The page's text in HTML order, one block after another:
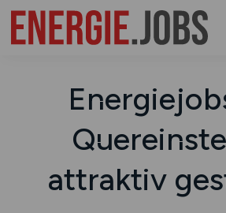
attraktiv